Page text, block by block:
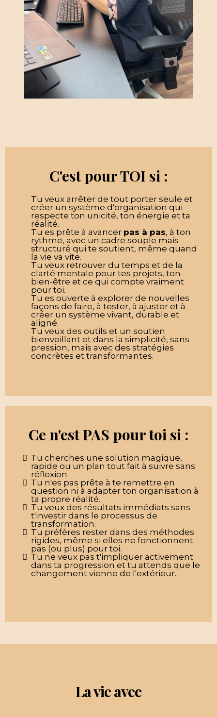
C'est pour TOI si :
Tu veux arrêter de tout porter seule et
créer un système d'organisation qui
respecte ton unicité, ton énergie et ta
réalité.
Tu es prête à avancer pas à pas, à ton
rythme, avec un cadre souple mais
structuré qui te soutient, même quand
la vie va vite.
Tu veux retrouver du temps et de la
clarté mentale pour tes projets, ton
bien-être et ce qui compte vraiment
pour toi.
Tu es ouverte à explorer de nouvelles
façons de faire, à tester, à ajuster et à
créer un système vivant, durable et
aligné.
Tu veux des outils et un soutien
bienveillant et dans la simplicité, sans
pression, mais avec des stratégies
concrètes et transformantes.
Ce n'est PAS pour toi si :
Tu cherches une solution magique,
rapide ou un plan tout fait à suivre sans
réflexion.
Tu n'es pas prête à te remettre en
question ni à adapter ton organisation à
ta propre réalité.
Tu veux des résultats immédiats sans
t'investir dans le processus de
transformation.
Tu préfères rester dans des méthodes
rigides, même si elles ne fonctionnent
pas (ou plus) pour toi.
Tu ne veux pas t'impliquer activement
dans ta progression et tu attends que le
changement vienne de l'extérieur.
La vie avec